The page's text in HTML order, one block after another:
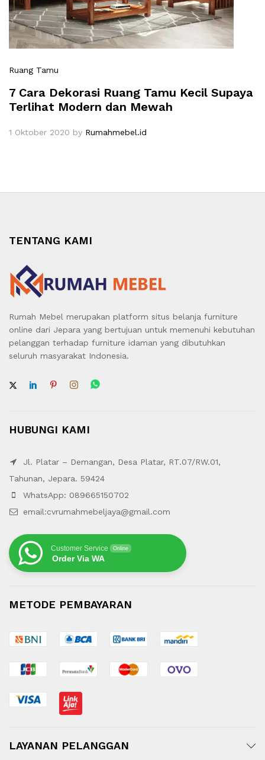
Ruang Tamu
7 Cara Dekorasi Ruang Tamu Kecil Supaya
Terlihat Modern dan Mewah
1 Oktober 2020 by Rumahmebel.id
TENTANG KAMI
Rumah Mebel merupakan platform situs belanja furniture
online dari Jepara yang bertujuan untuk memenuhi kebutuhan
pelanggan terhadap furniture idaman yang dibutuhkan
seluruh masyarakat Indonesia.
HUBUNGI KAMI
Jl. Platar – Demangan, Desa Platar, RT.07/RW.01,
Tahunan, Jepara. 59424
WhatsApp: 089665150702
email:cvrumahmebeljaya@gmail.com
Customer Service Online
Order Via WA
METODE PEMBAYARAN
LAYANAN PELANGGAN